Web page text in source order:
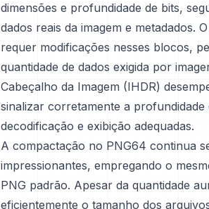
dimensões e profundidade de bits,
dados reais da imagem e metadados.
requer modificações nesses blocos,
quantidade de dados exigida por
Cabeçalho da Imagem (IHDR)
sinalizar corretamente a
decodificação e exibição adequadas.
A compactação no PNG64 continua
impressionantes, empregando o
PNG padrão. Apesar da quantidade
eficientemente o tamanho dos